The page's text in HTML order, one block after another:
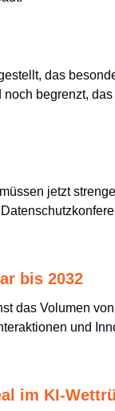
das
begrenzt,
jetzt
bis 2032
das Volumen
und
im KI-